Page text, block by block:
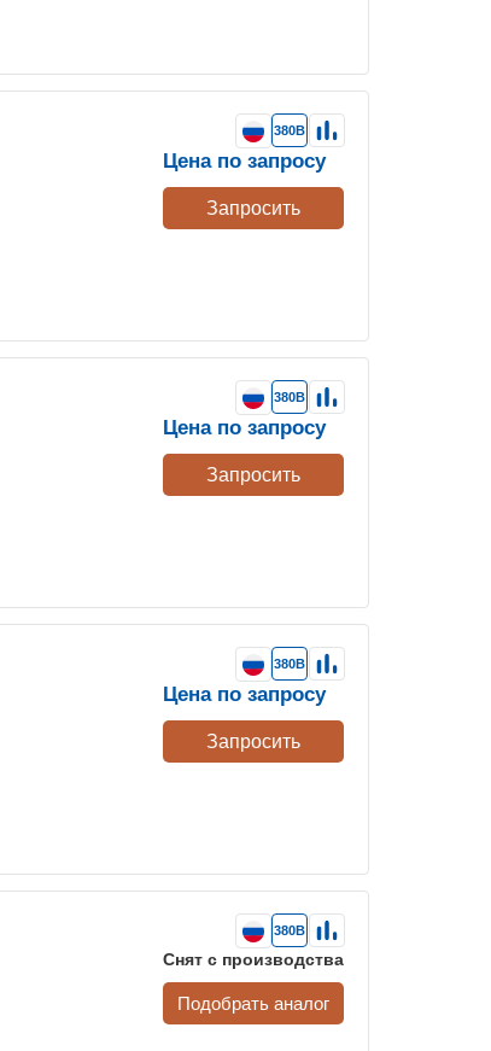
380В
Цена по запросу
Запросить
380В
Цена по запросу
Запросить
380В
Цена по запросу
Запросить
380В
Снят с производства
Подобрать аналог